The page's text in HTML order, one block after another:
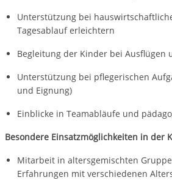
Unterstützung bei
Tagesablauf erleichtern
Begleitung der Kinder bei Ausflügen
Unterstützung bei pflegerischen
und Eignung)
Einblicke in Teamabläufe und
Besondere Einsatzmöglichkeiten in der
Mitarbeit in altersgemischten
Erfahrungen mit verschiedenen